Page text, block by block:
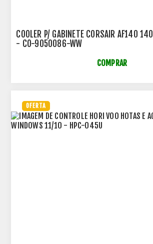
COOLER P/ GABINETE CORSAIR AF140
- CO-9050086-WW
COMPRAR
OFERTA